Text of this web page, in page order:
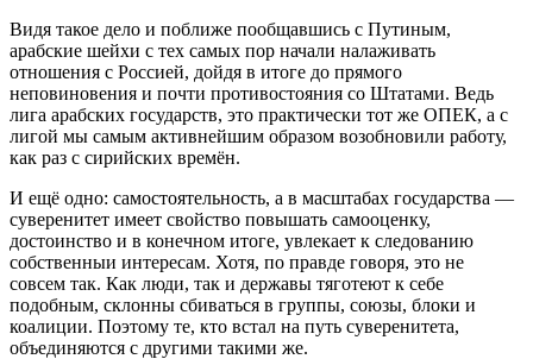
Видя такое дело и поближе пообщавшись с Путиным,
арабские шейхи с тех самых пор начали налаживать
отношения с Россией, дойдя в итоге до прямого
неповиновения и почти противостояния со Штатами. Ведь
лига арабских государств, это практически тот же ОПЕК, а с
лигой мы самым активнейшим образом возобновили работу,
как раз с сирийских времён.
И ещё одно: самостоятельность, а в масштабах государства —
суверенитет имеет свойство повышать самооценку,
достоинство и в конечном итоге, увлекает к следованию
собственныи интересам. Хотя, по правде говоря, это не
совсем так. Как люди, так и державы тяготеют к себе
подобным, склонны сбиваться в группы, союзы, блоки и
коалиции. Поэтому те, кто встал на путь суверенитета,
объединяются с другими такими же.